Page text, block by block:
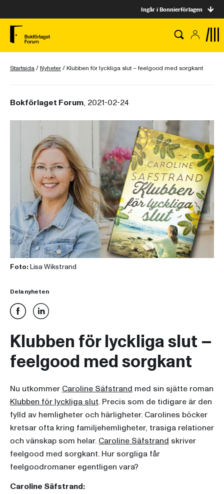
Ingår i Bonnierförlagen
Startsida/Nyheter/Klubben för lyckliga slut – feelgood med sorgkant
Bokförlaget Forum, 2021-02-24
Foto: Lisa Wikstrand
Dela nyheten
Klubben för lyckliga slut –
feelgood med sorgkant
Nu utkommer Caroline Säfstrand med sin sjätte roman
Klubben för lyckliga slut. Precis som de tidigare är den
fylld av hemligheter och härligheter. Carolines böcker
kretsar ofta kring familjehemligheter, trasiga relationer
och vänskap som helar. Caroline Säfstrand skriver
feelgood med sorgkant. Hur sorgliga får
feelgoodromaner egentligen vara?
Caroline Säfstrand: